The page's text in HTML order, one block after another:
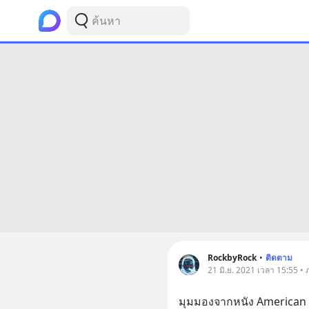
RockbyRock • ติดตาม
21 มิ.ย. 2021 เวลา 15:55
มุมมองจากหนัง American